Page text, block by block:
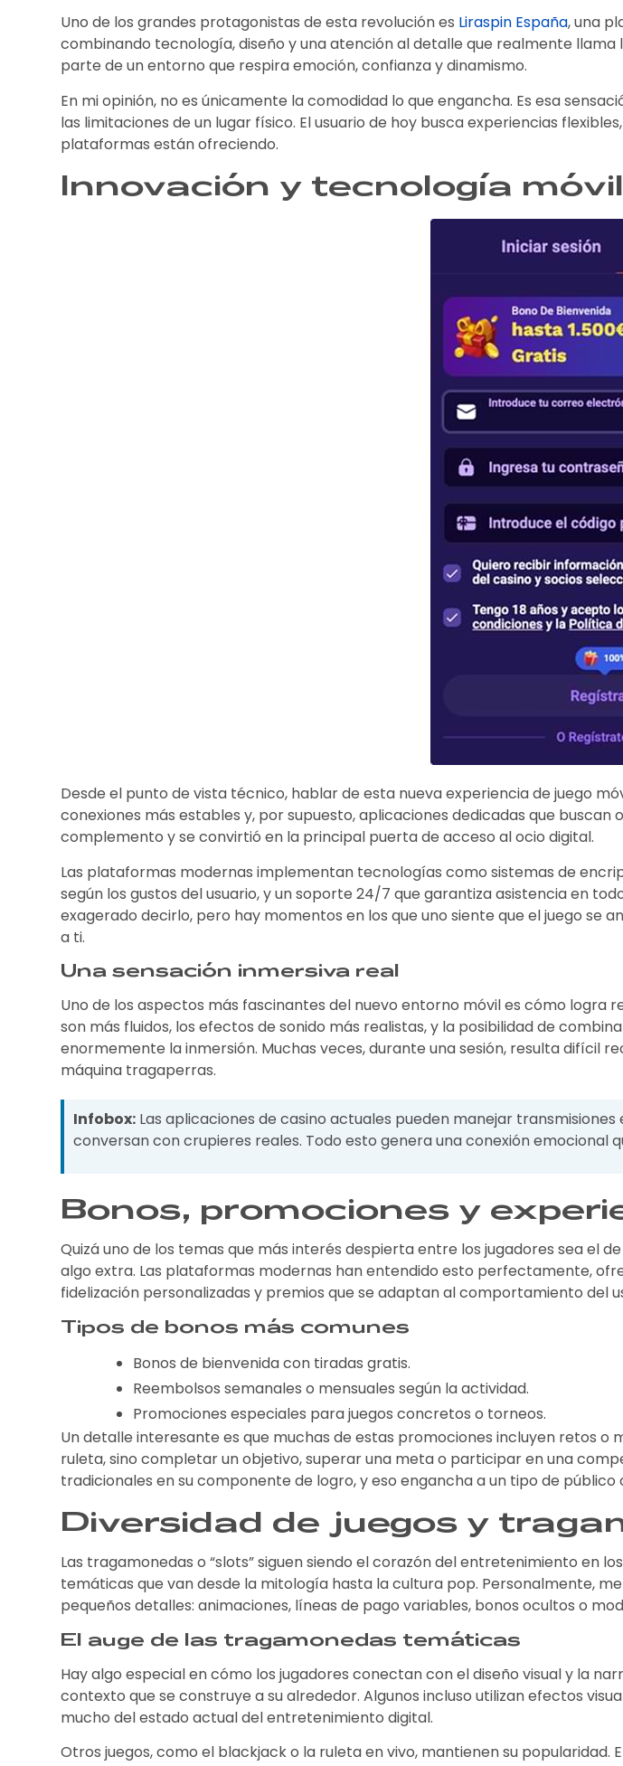
Uno de los grandes protagonistas de esta revolución es Liraspin España, una
combinando tecnología, diseño y una atención al detalle que realmente llama
parte de un entorno que respira emoción, confianza y dinamismo.
En mi opinión, no es únicamente la comodidad lo que engancha. Es esa
las limitaciones de un lugar físico. El usuario de hoy busca experiencias
plataformas están ofreciendo.
Innovación y tecnología móvil
Desde el punto de vista técnico, hablar de esta nueva experiencia de juego
conexiones más estables y, por supuesto, aplicaciones dedicadas que
complemento y se convirtió en la principal puerta de acceso al ocio digital.
Las plataformas modernas implementan tecnologías como sistemas de
según los gustos del usuario, y un soporte 24/7 que garantiza asistencia en
exagerado decirlo, pero hay momentos en los que uno siente que el juego
a ti.
Una sensación inmersiva real
Uno de los aspectos más fascinantes del nuevo entorno móvil es cómo logra
son más fluidos, los efectos de sonido más realistas, y la posibilidad de
enormemente la inmersión. Muchas veces, durante una sesión, resulta difícil
máquina tragaperras.
Infobox: Las aplicaciones de casino actuales pueden manejar
conversan con crupieres reales. Todo esto genera una conexión emocional
Bonos, promociones y
Quizá uno de los temas que más interés despierta entre los jugadores sea el
algo extra. Las plataformas modernas han entendido esto perfectamente,
fidelización personalizadas y premios que se adaptan al comportamiento del
Tipos de bonos más comunes
Bonos de bienvenida con tiradas gratis.
Reembolsos semanales o mensuales según la actividad.
Promociones especiales para juegos concretos o torneos.
Un detalle interesante es que muchas de estas promociones incluyen retos o
ruleta, sino completar un objetivo, superar una meta o participar en una
tradicionales en su componente de logro, y eso engancha a un tipo de
Diversidad de juegos y
Las tragamonedas o “slots” siguen siendo el corazón del entretenimiento en
temáticas que van desde la mitología hasta la cultura pop. Personalmente,
pequeños detalles: animaciones, líneas de pago variables, bonos ocultos o
El auge de las tragamonedas temáticas
Hay algo especial en cómo los jugadores conectan con el diseño visual y la
contexto que se construye a su alrededor. Algunos incluso utilizan efectos
mucho del estado actual del entretenimiento digital.
Otros juegos, como el blackjack o la ruleta en vivo, mantienen su